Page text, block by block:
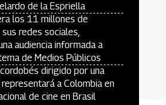
de la Espriella
los 11 millones de
redes sociales,
audiencia informada a
de Medios Públicos
dirigido por una
a Colombia en
de cine en Brasil